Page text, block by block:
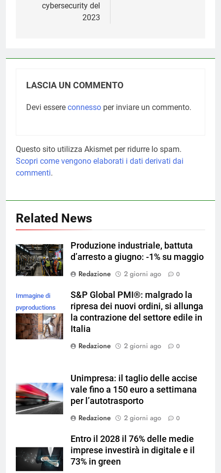
cybersecurity del
2023
LASCIA UN COMMENTO
Devi essere connesso per inviare un commento.
Questo sito utilizza Akismet per ridurre lo spam.
Scopri come vengono elaborati i dati derivati dai
commenti.
Related News
Produzione industriale, battuta
d’arresto a giugno: -1% su maggio
Redazione
2 giorni ago 0
Immagine di
pvproductions
su Magnific
S&P Global PMI®: malgrado la
ripresa dei nuovi ordini, si allunga
la contrazione del settore edile in
Italia
Redazione
2 giorni ago 0
Unimpresa: il taglio delle accise
vale fino a 150 euro a settimana
per l’autotrasporto
Redazione
2 giorni ago 0
Entro il 2028 il 76% delle medie
imprese investirà in digitale e il
73% in green